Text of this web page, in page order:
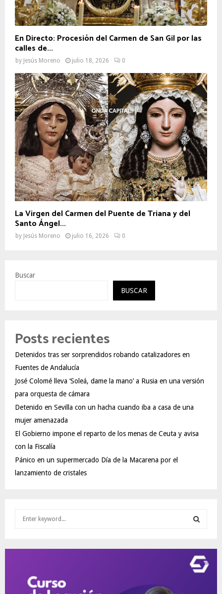
En Directo: Procesión del Carmen de San Gil por las
calles de...
by Jesús Moreno julio 18, 2026 0
La Virgen del Carmen del Puente de Triana y del
Santo Ángel...
by Jesús Moreno julio 16, 2026 0
Buscar
BUSCAR
Posts recientes
Detenidos tras ser sorprendidos robando catalizadores en
Fuentes de Andalucía
José Colomé lleva ‘Soleá, dame la mano’ a Rusia en una versión
para orquesta de cámara
Detenido en Sevilla con un hacha cuando iba a casa de una
mujer amenazada
El Gobierno impone el reparto de los menas de Ceuta y avisa
con la Fiscalía
Pánico en un supermercado Día de la Macarena por el
lanzamiento de cristales
E